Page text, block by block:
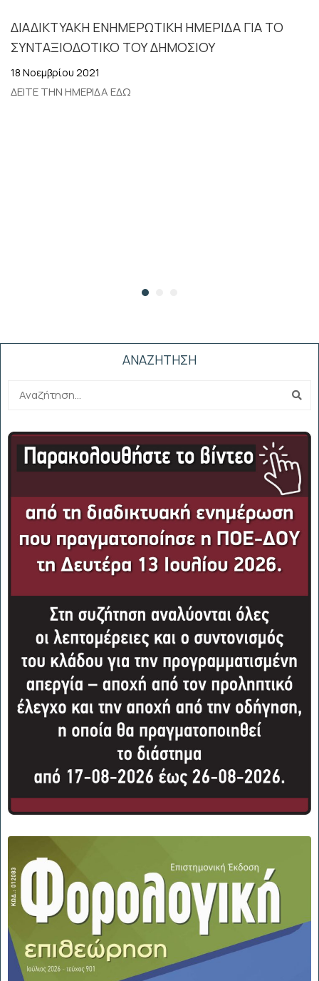
ΕΠΙΜΕΛΗΤΗΡΙΟΥ
ΔΙΑΔΙΚΤΥΑΚΗ ΕΝΗΜΕΡΩΤΙΚΗ ΗΜΕΡΙΔΑ ΓΙΑ ΤΟ
ΣΥΝΤΑΞΙΟΔΟΤΙΚΟ ΤΟΥ ΔΗΜΟΣΙΟΥ
18 Νοεμβρίου 2021
ΔΕΙΤΕ ΤΗΝ ΗΜΕΡΙΔΑ ΕΔΩ
ΑΝΑΖΗΤΗΣΗ